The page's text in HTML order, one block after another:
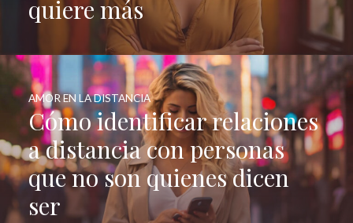
quiere más
Cómo identificar relaciones
a distancia con personas
que no son quienes dicen
ser
AMOR EN LA DISTANCIA